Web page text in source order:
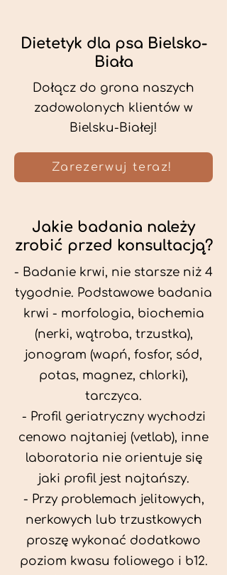
Dietetyk dla psa Bielsko-
Biała
Dołącz do grona naszych
zadowolonych klientów w
Bielsku-Białej!
Zarezerwuj teraz!
Jakie badania należy
zrobić przed konsultacją?
- Badanie krwi, nie starsze niż 4
tygodnie. Podstawowe badania
krwi - morfologia, biochemia
(nerki, wątroba, trzustka),
jonogram (wapń, fosfor, sód,
potas, magnez, chlorki),
tarczyca.
- Profil geriatryczny wychodzi
cenowo najtaniej (vetlab), inne
laboratoria nie orientuje się
jaki profil jest najtańszy.
- Przy problemach jelitowych,
nerkowych lub trzustkowych
proszę wykonać dodatkowo
poziom kwasu foliowego i b12.